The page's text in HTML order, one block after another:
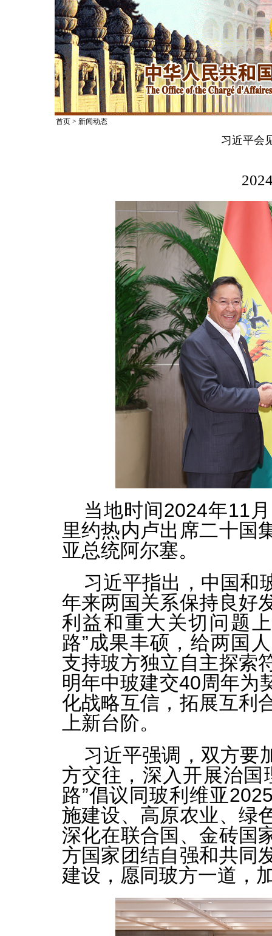
首页> 新闻动态
习近平会
当地时间2024年11
里约热内卢出席二十国
亚总统阿尔塞。
习近平指出，中国和
年来两国关系保持良好
利益和重大关切问题
路”成果丰硕，给两国
支持玻方独立自主探索
明年中玻建交40周年为
化战略互信，拓展互利
上新台阶。
习近平强调，双方要
方交往，深入开展治国
路”倡议同玻利维亚
施建设、高原农业、绿
深化在联合国、金砖国
方国家团结自强和共同
建设，愿同玻方一道，